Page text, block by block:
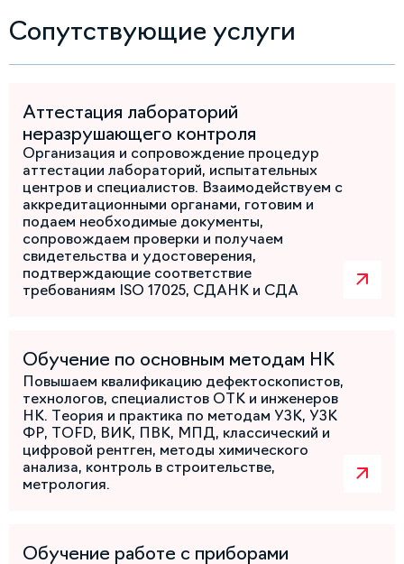
Сопутствующие услуги
Аттестация лабораторий
неразрушающего контроля
Организация и сопровождение процедур
аттестации лабораторий, испытательных
центров и специалистов. Взаимодействуем с
аккредитационными органами, готовим и
подаем необходимые документы,
сопровождаем проверки и получаем
свидетельства и удостоверения,
подтверждающие соответствие
требованиям ISO 17025, СДАНК и СДА
Обучение по основным методам НК
Повышаем квалификацию дефектоскопистов,
технологов, специалистов ОТК и инженеров
НК. Теория и практика по методам УЗК, УЗК
ФР, TOFD, ВИК, ПВК, МПД, классический и
цифровой рентген, методы химического
анализа, контроль в строительстве,
метрология.
Обучение работе с приборами